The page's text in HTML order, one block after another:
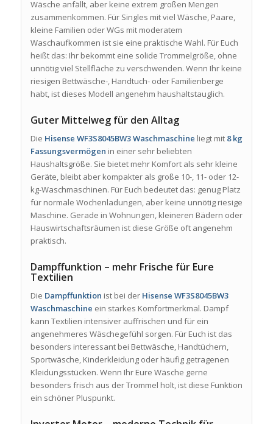
Wäsche anfällt, aber keine extrem großen Mengen
zusammenkommen. Für Singles mit viel Wäsche, Paare,
kleine Familien oder WGs mit moderatem
Waschaufkommen ist sie eine praktische Wahl. Für Euch
heißt das: Ihr bekommt eine solide Trommelgröße, ohne
unnötig viel Stellfläche zu verschwenden. Wenn Ihr keine
riesigen Bettwäsche-, Handtuch- oder Familienberge
habt, ist dieses Modell angenehm haushaltstauglich.
Guter Mittelweg für den Alltag
Die Hisense WF3S8045BW3 Waschmaschine liegt mit 8 kg
Fassungsvermögen in einer sehr beliebten
Haushaltsgröße. Sie bietet mehr Komfort als sehr kleine
Geräte, bleibt aber kompakter als große 10-, 11- oder 12-
kg-Waschmaschinen. Für Euch bedeutet das: genug Platz
für normale Wochenladungen, aber keine unnötig riesige
Maschine. Gerade in Wohnungen, kleineren Bädern oder
Hauswirtschaftsräumen ist diese Größe oft angenehm
praktisch.
Dampffunktion – mehr Frische für Eure
Textilien
Die Dampffunktion ist bei der Hisense WF3S8045BW3
Waschmaschine ein starkes Komfortmerkmal. Dampf
kann Textilien intensiver auffrischen und für ein
angenehmeres Wäschegefühl sorgen. Für Euch ist das
besonders interessant bei Bettwäsche, Handtüchern,
Sportwäsche, Kinderkleidung oder häufig getragenen
Kleidungsstücken. Wenn Ihr Eure Wäsche gerne
besonders frisch aus der Trommel holt, ist diese Funktion
ein schöner Pluspunkt.